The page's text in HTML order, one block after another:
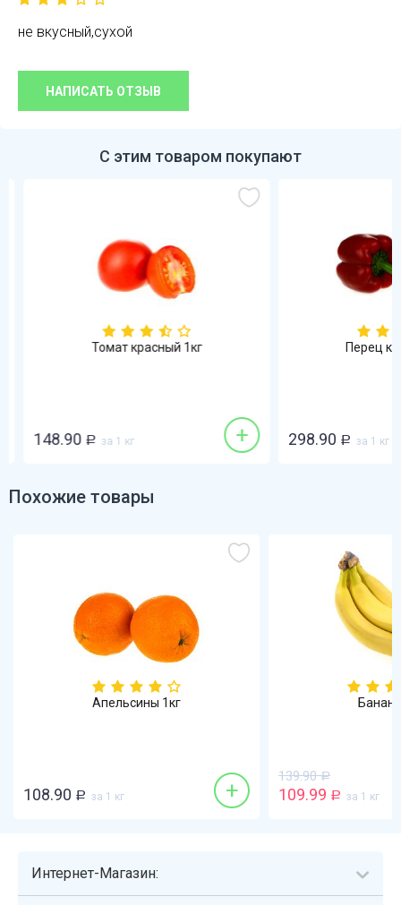
не вкусный,сухой
НАПИСАТЬ ОТЗЫВ
С этим товаром покупают
Томат красный 1кг
148.90 Р за 1 кг +
Перец
298.90 Р за 1 кг
Похожие товары
Апельсины 1кг
108.90 Р за 1 кг +
139.90 Р
109.99 Р за 1 кг
Интернет-Магазин: